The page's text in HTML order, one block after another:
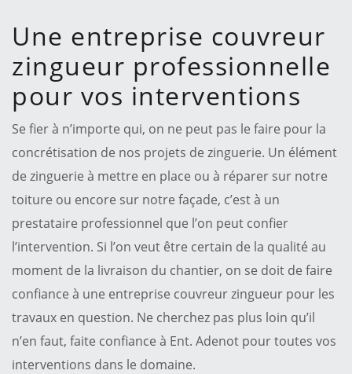
Une entreprise couvreur
zingueur professionnelle
pour vos interventions
Se fier à n’importe qui, on ne peut pas le faire pour la
concrétisation de nos projets de zinguerie. Un élément
de zinguerie à mettre en place ou à réparer sur notre
toiture ou encore sur notre façade, c’est à un
prestataire professionnel que l’on peut confier
l’intervention. Si l’on veut être certain de la qualité au
moment de la livraison du chantier, on se doit de faire
confiance à une entreprise couvreur zingueur pour les
travaux en question. Ne cherchez pas plus loin qu’il
n’en faut, faite confiance à Ent. Adenot pour toutes vos
interventions dans le domaine.